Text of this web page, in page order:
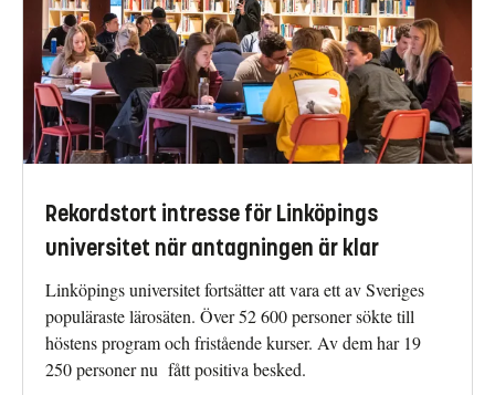
Rekordstort intresse för Linköpings
universitet när antagningen är klar
Linköpings universitet fortsätter att vara ett av Sveriges
populäraste lärosäten. Över 52 600 personer sökte till
höstens program och fristående kurser. Av dem har 19
250 personer nu fått positiva besked.